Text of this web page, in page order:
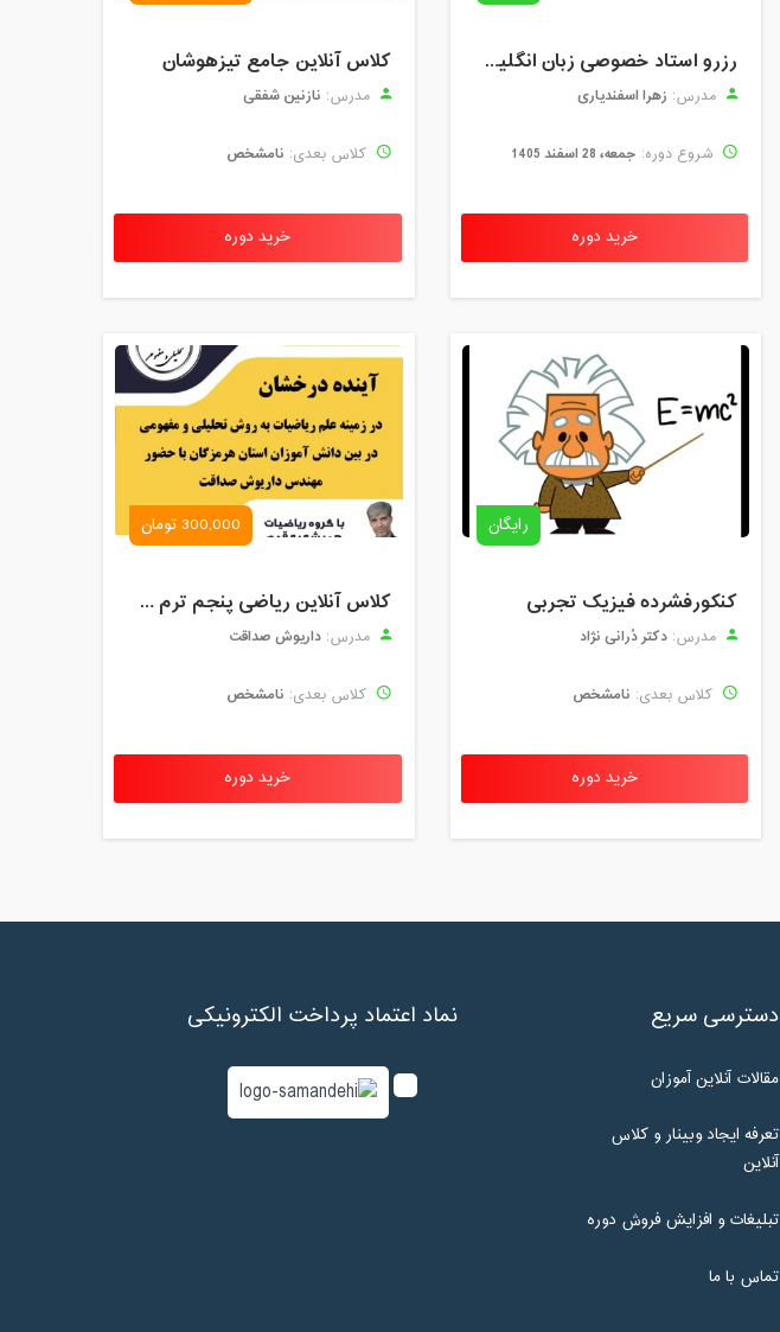
رزرو استاد خصوصی زبان انگلیسی | کلاس یک‌نفره با زهرا اسفندیاری + مشاوره رایگان
مدرس: زهرا اسفندیاری
شروع دوره: جمعه، 28 اسفند 1405
خرید دوره
کلاس آنلاین جامع تیزهوشان
مدرس: نازنین شفقی
کلاس بعدی: نامشخص
خرید دوره
رایگان
کنکورفشرده فیزیک تجربی
مدرس: دکتر دُرانی نژاد
کلاس بعدی: نامشخص
خرید دوره
300,000 تومان
کلاس آنلاین ریاضی پنجم ترم چهارم شهریور 1403
مدرس: داریوش صداقت
کلاس بعدی: نامشخص
خرید دوره
دسترسی سریع
مقالات آنلاین آموزان
تعرفه ایجاد وبینار و کلاس
آنلاین
تبلیغات و افزایش فروش دوره
تماس با ما
نماد اعتماد پرداخت الکترونیکی